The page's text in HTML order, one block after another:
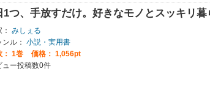
1つ、手放すだけ。好きなモノとスッキリ暮
みしぇる
ンル： 小説・実用書
1巻
価格： 1,056pt
ュー投稿数0件